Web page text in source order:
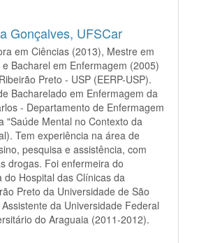
Gonçalves, UFSCar
em Ciências (2013), Mestre em
Bacharel em Enfermagem (2005)
Preto - USP (EERP-USP).
Bacharelado em Enfermagem da
- Departamento de Enfermagem
"Saúde Mental no Contexto da
Tem experiência na área de
pesquisa e assistência, com
drogas. Foi enfermeira do
Hospital das Clínicas da
Preto da Universidade de São
da Universidade Federal
do Araguaia (2011-2012).